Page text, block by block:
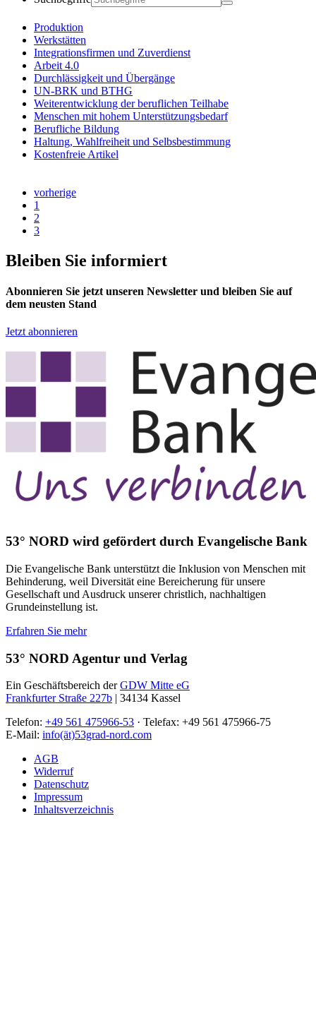
Produktion
Werkstätten
Integrationsfirmen und Zuverdienst
Arbeit 4.0
Durchlässigkeit und Übergänge
UN-BRK und BTHG
Weiterentwicklung der beruflichen Teilhabe
Menschen mit hohem Unterstützungsbedarf
Berufliche Bildung
Haltung, Wahlfreiheit und Selbsbestimmung
Kostenfreie Artikel
vorherige
1
2
3
Bleiben Sie informiert
Abonnieren Sie jetzt unseren Newsletter und bleiben Sie auf
dem neusten Stand
Jetzt abonnieren
53° NORD wird gefördert durch Evangelische Bank
Die Evangelische Bank unterstützt die Inklusion von Menschen mit
Behinderung, weil Diversität eine Bereicherung für unsere
Gesellschaft und Ausdruck unserer christlich, nachhaltigen
Grundeinstellung ist.
Erfahren Sie mehr
53° NORD Agentur und Verlag
Ein Geschäftsbereich derGDW Mitte eG
Frankfurter Straße 227b | 34134 Kassel
Telefon: +49 561 475966-53 · Telefax: +49 561 475966-75
E-Mail: info(ät)53grad-nord.com
AGB
Widerruf
Datenschutz
Impressum
Inhaltsverzeichnis